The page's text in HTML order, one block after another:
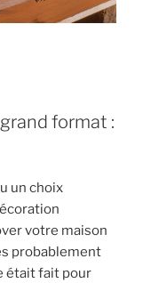
format :
un choix
votre maison
probablement
était fait pour